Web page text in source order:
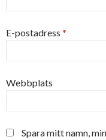
E-postadress *
Webbplats
Spara mitt namn,